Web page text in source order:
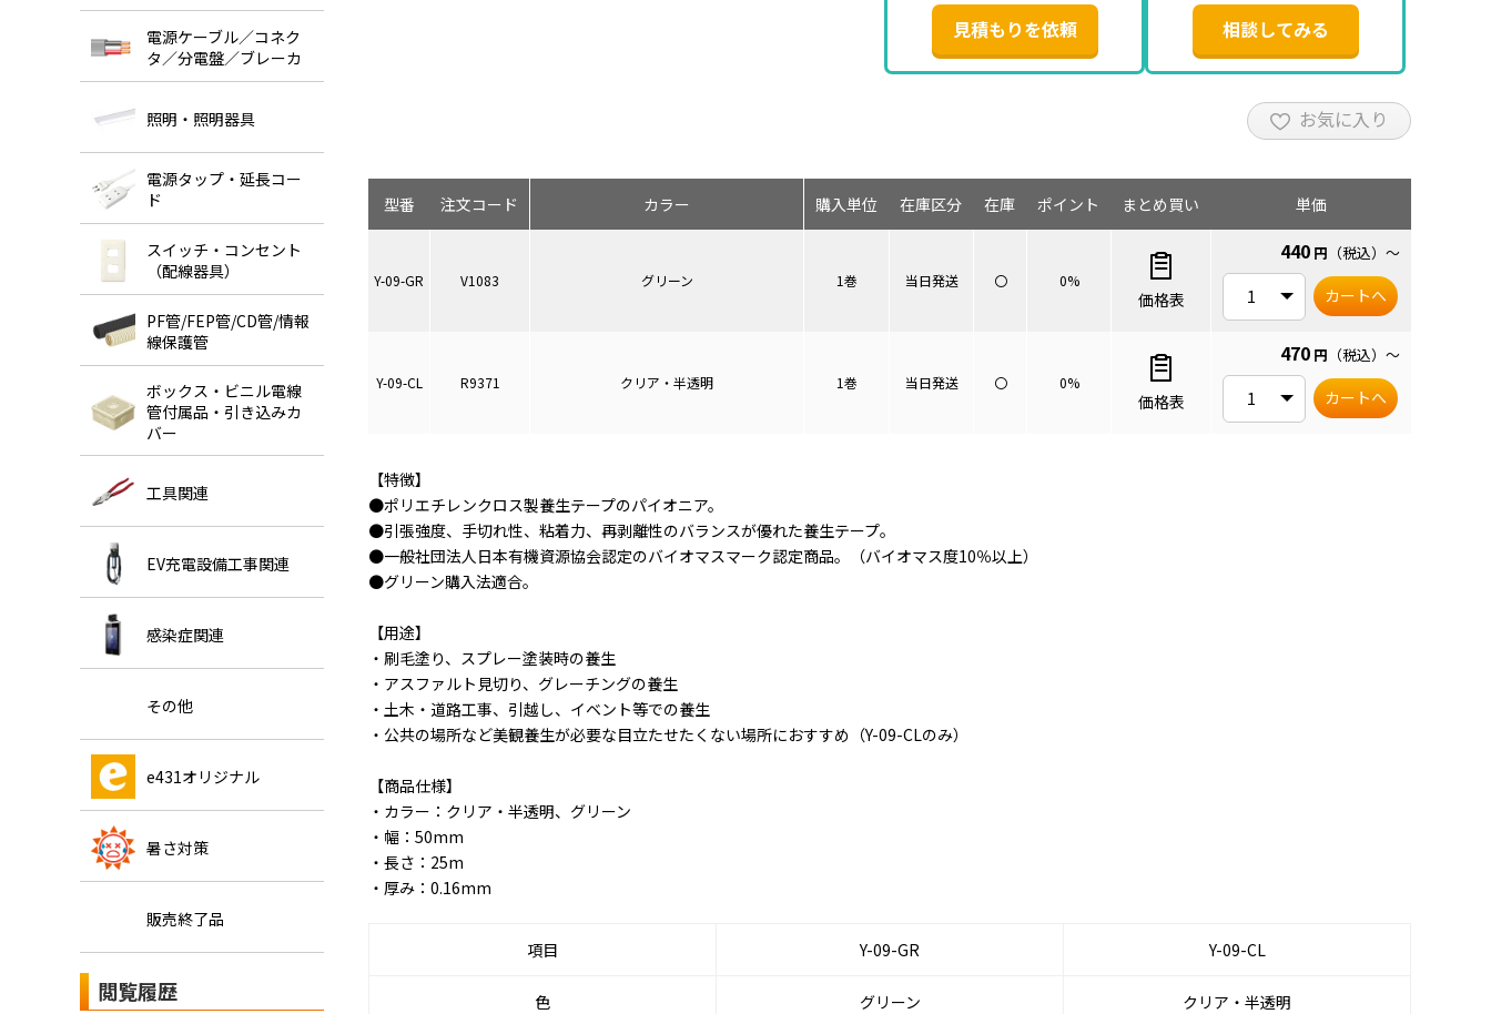
電源ケーブル／コネク
タ／分電盤／ブレーカ
照明・照明器具
電源タップ・延長コー
ド
スイッチ・コンセント
（配線器具）
PF管/FEP管/CD管/情報
線保護管
ボックス・ビニル電線
管付属品・引き込みカ
バー
工具関連
EV充電設備工事関連
感染症関連
その他
e431オリジナル
暑さ対策
販売終了品
閲覧履歴
見積もりを依頼 相談してみる
お気に入り
型番 注文コード
Y-09-GR V1083
Y-09-CL R9371
カラー
グリーン
クリア・半透明
購入単位 在庫区分 在庫 ポイント まとめ買い 単価
1巻 当日発送 〇 0%
価格表
440 円 （税込） ～
カートへ
1巻 当日発送 〇 0%
価格表
470 円 （税込） ～
カートへ
【特徴】
●ポリエチレンクロス製養生テープのパイオニア。
●引張強度、手切れ性、粘着力、再剥離性のバランスが優れた養生テープ。
●一般社団法人日本有機資源協会認定のバイオマスマーク認定商品。（バイオマス度10％以上）
●グリーン購入法適合。
【用途】
・刷毛塗り、スプレー塗装時の養生
・アスファルト見切り、グレーチングの養生
・土木・道路工事、引越し、イベント等での養生
・公共の場所など美観養生が必要な目立たせたくない場所におすすめ（Y-09-CLのみ）
【商品仕様】
・カラー：クリア・半透明、グリーン
・幅：50mm
・長さ：25m
・厚み：0.16mm
項目 Y-09-GR Y-09-CL
色 グリーン クリア・半透明